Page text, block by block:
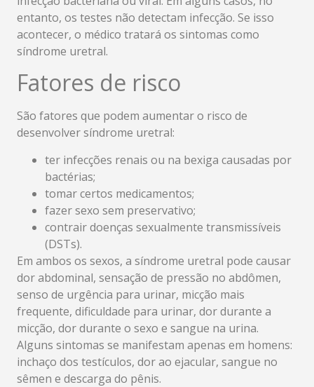
entanto, os testes não detectam infecção. Se isso
acontecer, o médico tratará os sintomas como
síndrome uretral.
Fatores de risco
São fatores que podem aumentar o risco de
desenvolver síndrome uretral:
ter infecções renais ou na bexiga causadas por
bactérias;
tomar certos medicamentos;
fazer sexo sem preservativo;
contrair doenças sexualmente transmissíveis
(DSTs).
Em ambos os sexos, a síndrome uretral pode causar
dor abdominal, sensação de pressão no abdômen,
senso de urgência para urinar, micção mais
frequente, dificuldade para urinar, dor durante a
micção, dor durante o sexo e sangue na urina.
Alguns sintomas se manifestam apenas em homens:
inchaço dos testículos, dor ao ejacular, sangue no
sêmen e descarga do pênis.